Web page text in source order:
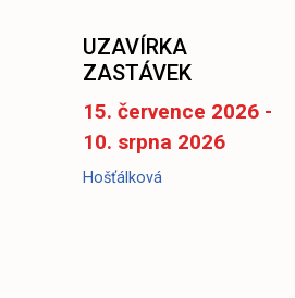
UZAVÍRKA
ZASTÁVEK
15. července 2026 -
10. srpna 2026
Hošťálková